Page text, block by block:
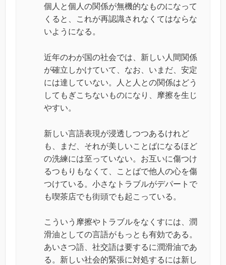
個人と個人の関係が無機的なものになって
くると、これが再認識されなくてはならな
いようになる。
近年のわが国の社会では、新しい人間関係
が確立しかけていて、なお、いまだ、安定
には達していない。人と人との関係はどう
してもぎこちないものになり、摩擦を生じ
やすい。
新しい言語表現が浸透しつつあるけれど
も、まだ、それが美しいことばになるほど
の洗練には至っていない。お互いに傷つけ
るつもりもなくて、ことばで他人の心を傷
つけている。小さなトラブルがデパートで
も喫茶店でも街頭でも起こっている。
こういう摩擦やトラブルをなくすには、潤
滑油としての言語がもっとも有効である。
あいさつ語、社交語は要するに潤滑油であ
る。新しい社会的緊張に対処するには新し